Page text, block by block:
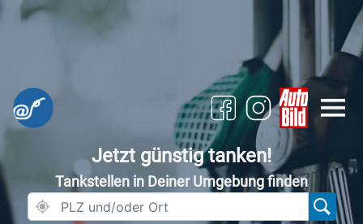
Jetzt günstig tanken!
Tankstellen in Deiner Umgebung finden